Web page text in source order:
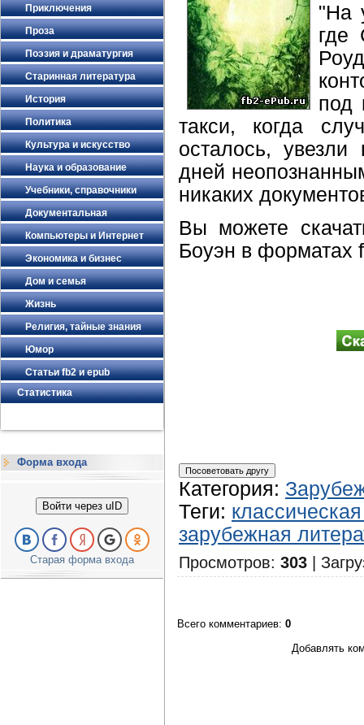
Приключения
Проза
Поэзия и драматургия
Старинная литература
История
Политика
Культура и искусство
Наука и образование
Учебники, справочники
Документальная
Компьютеры и Интернет
Экономика и бизнес
Дом и семья
Жизнь
Религия, тайные знания
Юмор
Статьи fb2 и epub
Статистика
Форма входа
Войти через uID
Старая форма входа
"На
где
под
такси, когда
осталось,
дней
никаких
Вы можете
Боуэн в форматах
Категория:
Теги:
зарубежная
Просмотров: 303
Всего комментариев: 0
Добавлять